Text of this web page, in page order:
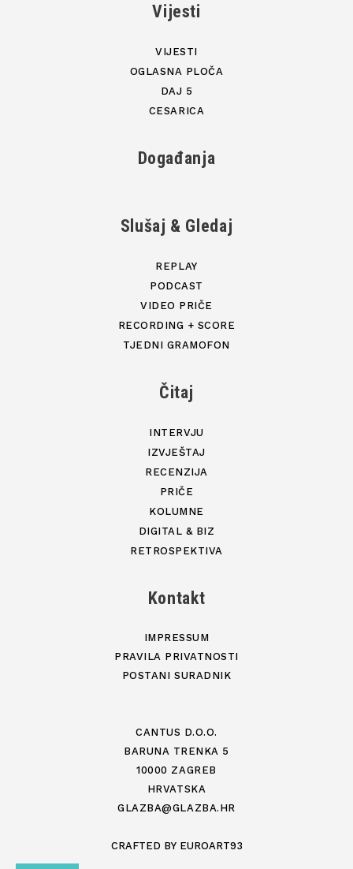
Vijesti
VIJESTI
OGLASNA PLOČA
DAJ 5
CESARICA
Događanja
Slušaj & Gledaj
REPLAY
PODCAST
VIDEO PRIČE
RECORDING + SCORE
TJEDNI GRAMOFON
Čitaj
INTERVJU
IZVJEŠTAJ
RECENZIJA
PRIČE
KOLUMNE
DIGITAL & BIZ
RETROSPEKTIVA
Kontakt
IMPRESSUM
PRAVILA PRIVATNOSTI
POSTANI SURADNIK
CANTUS D.O.O.
BARUNA TRENKA 5
10000 ZAGREB
HRVATSKA
GLAZBA@GLAZBA.HR
CRAFTED BY EUROART93